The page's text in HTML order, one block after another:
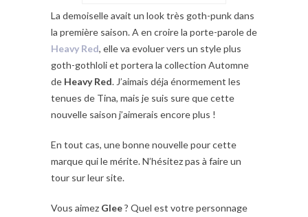
La demoiselle avait un look très goth-punk dans
la première saison. A en croire la porte-parole de
Heavy Red, elle va evoluer vers un style plus
goth-gothloli et portera la collection Automne
de Heavy Red. J’aimais déja énormement les
tenues de Tina, mais je suis sure que cette
nouvelle saison j’aimerais encore plus !
En tout cas, une bonne nouvelle pour cette
marque qui le mérite. N’hésitez pas à faire un
tour sur leur site.
Vous aimez Glee? Quel est votre personnage